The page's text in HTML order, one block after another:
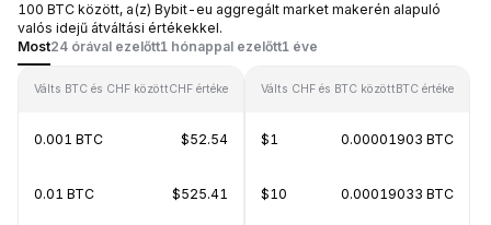
100 BTC között, a(z) Bybit-eu aggregált market makerén alapuló
valós idejű átváltási értékekkel.
Most24 órával ezelőtt1 hónappal ezelőtt1 éve
Válts BTC és CHF közöttCHF értéke
0.001 BTC $52.54
0.01 BTC $525.41
Válts CHF és BTC közöttBTC értéke
$1 0.00001903 BTC
$10 0.00019033 BTC